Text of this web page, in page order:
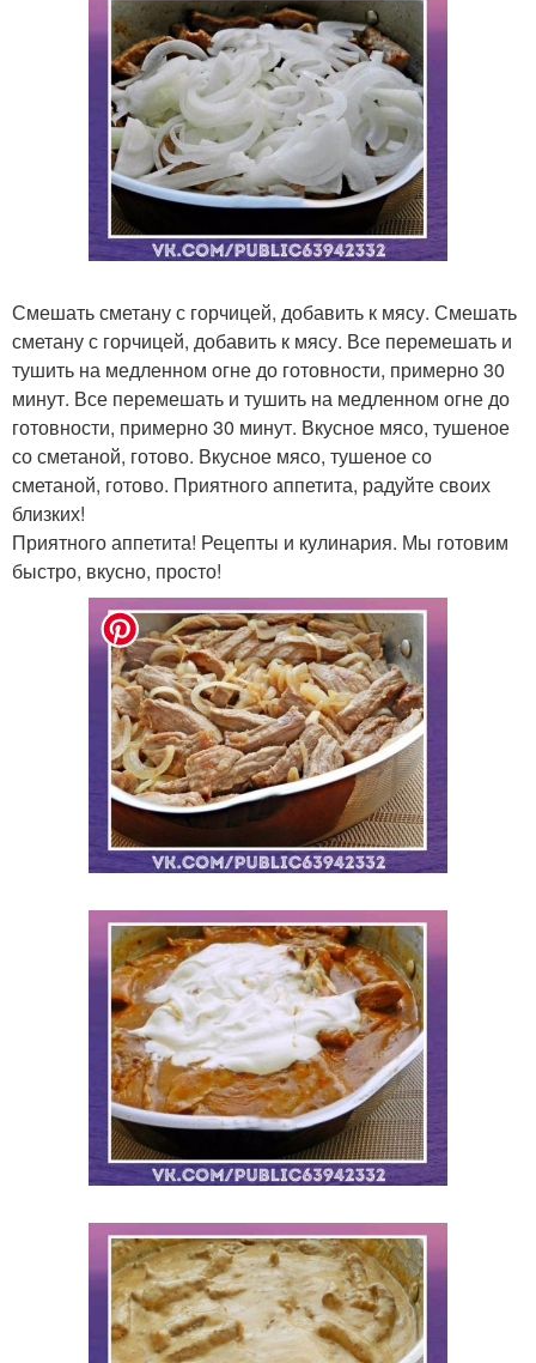
Смешать сметану с горчицей, добавить к мясу. Смешать
сметану с горчицей, добавить к мясу. Все перемешать и
тушить на медленном огне до готовности, примерно 30
минут. Все перемешать и тушить на медленном огне до
готовности, примерно 30 минут. Вкусное мясо, тушеное
со сметаной, готово. Вкусное мясо, тушеное со
сметаной, готово. Приятного аппетита, радуйте своих
близких!
Приятного аппетита! Рецепты и кулинария. Мы готовим
быстро, вкусно, просто!